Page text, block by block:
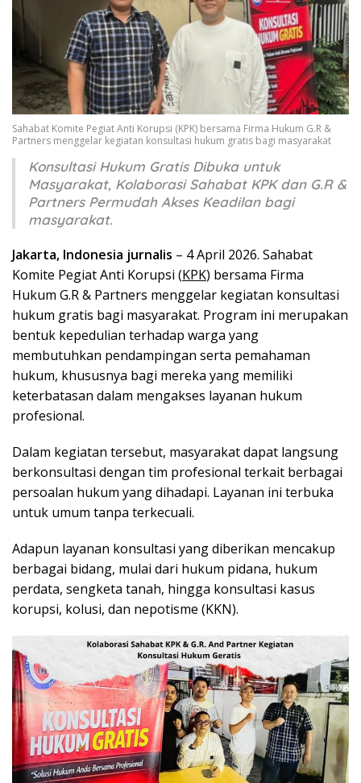
Sahabat Komite Pegiat Anti Korupsi (KPK) bersama Firma Hukum G.R &
Partners menggelar kegiatan konsultasi hukum gratis bagi masyarakat
Konsultasi Hukum Gratis Dibuka untuk
Masyarakat, Kolaborasi Sahabat KPK dan G.R &
Partners Permudah Akses Keadilan bagi
masyarakat.
Jakarta, Indonesia jurnalis – 4 April 2026. Sahabat
Komite Pegiat Anti Korupsi (KPK) bersama Firma
Hukum G.R & Partners menggelar kegiatan konsultasi
hukum gratis bagi masyarakat. Program ini merupakan
bentuk kepedulian terhadap warga yang
membutuhkan pendampingan serta pemahaman
hukum, khususnya bagi mereka yang memiliki
keterbatasan dalam mengakses layanan hukum
profesional.
Dalam kegiatan tersebut, masyarakat dapat langsung
berkonsultasi dengan tim profesional terkait berbagai
persoalan hukum yang dihadapi. Layanan ini terbuka
untuk umum tanpa terkecuali.
Adapun layanan konsultasi yang diberikan mencakup
berbagai bidang, mulai dari hukum pidana, hukum
perdata, sengketa tanah, hingga konsultasi kasus
korupsi, kolusi, dan nepotisme (KKN).